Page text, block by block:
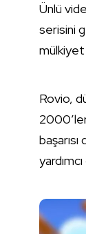
Ünlü
serisini
mülkiyet
Rovio,